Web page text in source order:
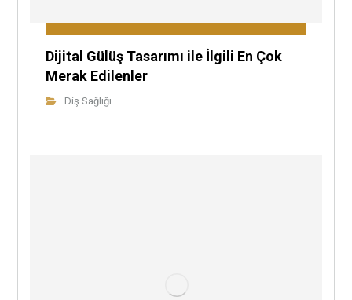
Dijital Gülüş Tasarımı ile İlgili En Çok
Merak Edilenler
Diş Sağlığı